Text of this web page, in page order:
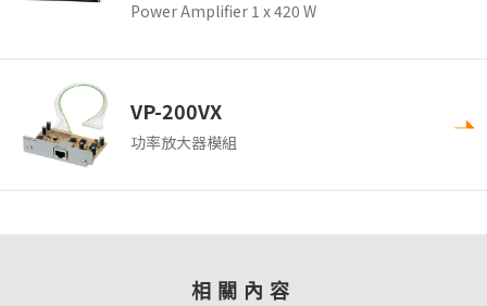
Power Amplifier 1 x 420 W
VP-200VX
功率放大器模組
相關內容